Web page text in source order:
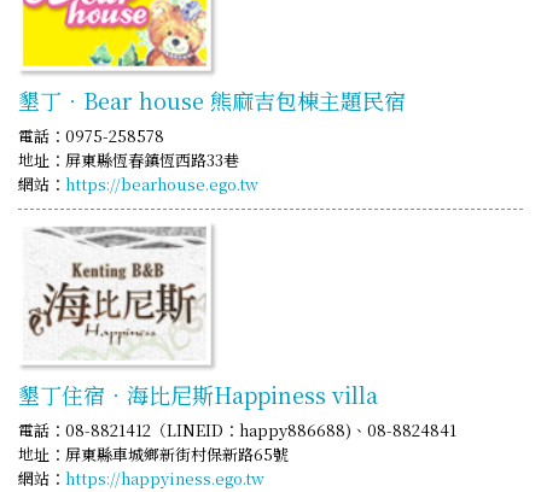
墾丁‧Bear house 熊麻吉包棟主題民宿
電話：0975-258578
地址：屏東縣恆春鎮恆西路33巷
網站： https://bearhouse.ego.tw
墾丁住宿‧海比尼斯Happiness villa
電話：08-8821412（LINEID：happy886688)、08-8824841
地址：屏東縣車城鄉新街村保新路65號
網站： https://happyiness.ego.tw